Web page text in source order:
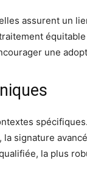
assurent un
une
signature
la plus